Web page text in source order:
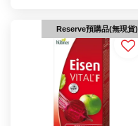
Reserve預購品(無現貨)